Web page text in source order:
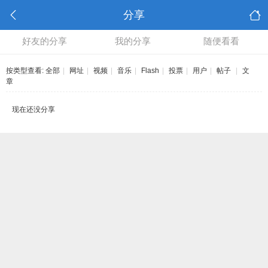
分享
好友的分享 我的分享 随便看看
按类型查看: 全部 网址 视频 音乐 Flash 投票 用户 帖子
文
章
现在还没分享